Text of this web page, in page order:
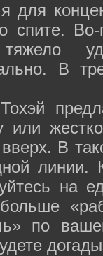
для
спите.
В
В
на
по